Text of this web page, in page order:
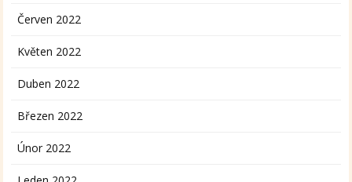
Červen 2022
Květen 2022
Duben 2022
Březen 2022
Únor 2022